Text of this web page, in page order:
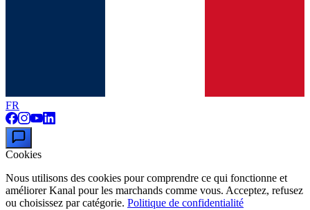
FR
Cookies
Nous utilisons des cookies pour comprendre ce qui fonctionne et
améliorer Kanal pour les marchands comme vous. Acceptez, refusez
ou choisissez par catégorie. Politique de confidentialité